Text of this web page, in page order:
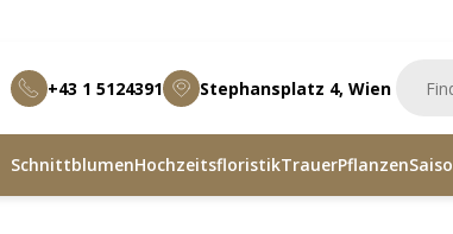
+43 1 5124391 Stephansplatz 4, Wien
SchnittblumenHochzeitsfloristikTrauerPflanzen